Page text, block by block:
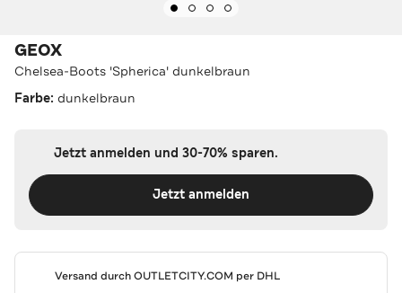
GEOX
Chelsea-Boots 'Spherica' dunkelbraun
Farbe: dunkelbraun
Jetzt anmelden und 30-70% sparen.
Jetzt anmelden
Versand durchOUTLETCITY.COM per DHL